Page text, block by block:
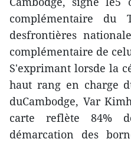
complémentaire du
desfrontières
complémentaire de
S'exprimant lorsde la
haut rang en charge
duCambodge, Var
carte reflète 84%
démarcation des